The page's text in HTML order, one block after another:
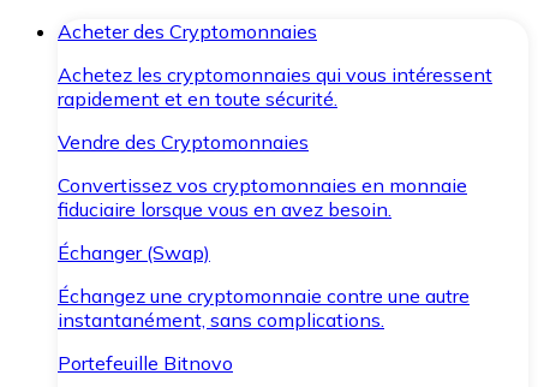
Acheter des Cryptomonnaies
Achetez les cryptomonnaies qui vous intéressent
rapidement et en toute sécurité.
Vendre des Cryptomonnaies
Convertissez vos cryptomonnaies en monnaie
fiduciaire lorsque vous en avez besoin.
Échanger (Swap)
Échangez une cryptomonnaie contre une autre
instantanément, sans complications.
Portefeuille Bitnovo